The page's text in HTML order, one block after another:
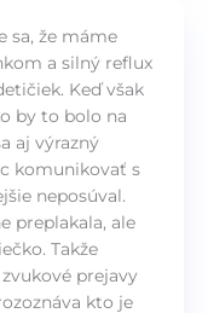
sa, že máme
a silný reflux
Keď však
by to bolo na
aj výrazný
komunikovať s
neposúval.
preplakala, ale
Takže
prejavy
kto je